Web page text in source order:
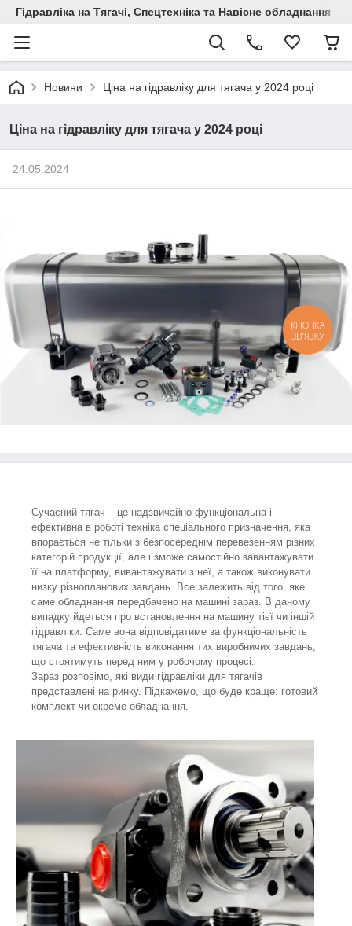
Гідравліка на Тягачі, Спецтехніка та Навісне обладнання
Новини Ціна на гідравліку для тягача у 2024 році
Ціна на гідравліку для тягача у 2024 році
24.05.2024
Сучасний тягач – це надзвичайно функціональна і
ефективна в роботі техніка спеціального призначення, яка
впорається не тільки з безпосереднім перевезенням різних
категорій продукції, але і зможе самостійно завантажувати
її на платформу, вивантажувати з неї, а також виконувати
низку різнопланових завдань. Все залежить від того, яке
саме обладнання передбачено на машині зараз. В даному
випадку йдеться про встановлення на машину тієї чи іншій
гідравліки. Саме вона відповідатиме за функціональність
тягача та ефективність виконання тих виробничих завдань,
що стоятимуть перед ним у робочому процесі.
Зараз розповімо, які види гідравліки для тягачів
представлені на ринку. Підкажемо, що буде краще: готовий
комплект чи окреме обладнання.
КНОПКА
ЗВ'ЯЗКУ